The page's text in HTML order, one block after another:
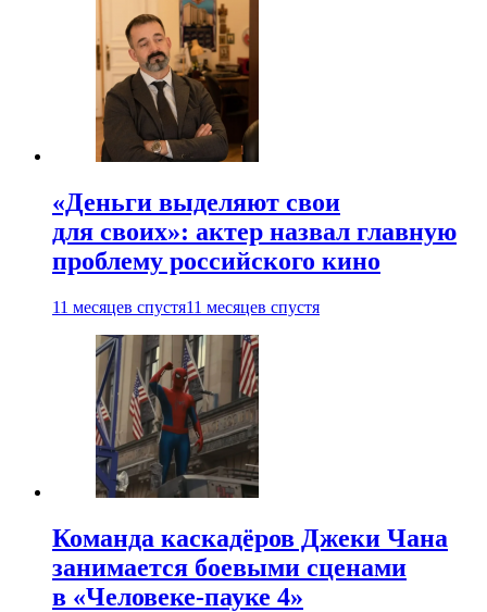
«Деньги выделяют свои
для своих»: актер назвал главную
проблему российского кино
11 месяцев спустя11 месяцев спустя
Команда каскадёров Джеки Чана
занимается боевыми сценами
в «Человеке-пауке 4»